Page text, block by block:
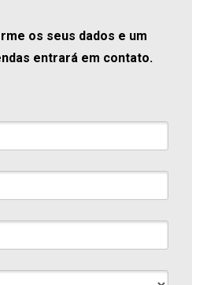
os seus dados e um
entrará em contato.